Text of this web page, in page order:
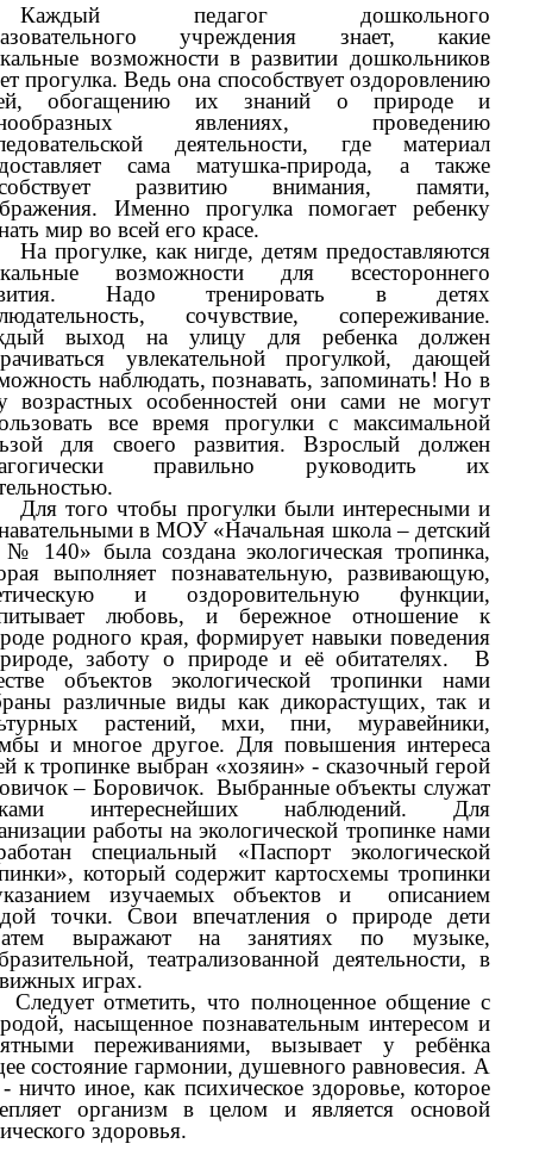
Каждый педагог дошкольного
учреждения знает, какие
возможности в развитии дошкольников
прогулка. Ведь она способствует оздоровлению
обогащению их знаний о природе и
явлениях, проведению
деятельности, где материал
сама матушка-природа, а также
развитию внимания, памяти,
Именно прогулка помогает ребенку
мир во всей его красе.
На прогулке, как нигде, детям предоставляются
возможности для всестороннего
Надо тренировать в детях
сочувствие, сопереживание.
выход на улицу для ребенка должен
увлекательной прогулкой, дающей
наблюдать, познавать, запоминать! Но в
возрастных особенностей они сами не могут
все время прогулки с максимальной
для своего развития. Взрослый должен
правильно руководить их
Для того чтобы прогулки были интересными и
в МОУ «Начальная школа – детский
№ 140» была создана экологическая тропинка,
выполняет познавательную, развивающую,
и оздоровительную функции,
любовь, и бережное отношение к
родного края, формирует навыки поведения
заботу о природе и её обитателях. В
объектов экологической тропинки нами
различные виды как дикорастущих, так и
растений, мхи, пни, муравейники,
и многое другое. Для повышения интереса
к тропинке выбран «хозяин» - сказочный герой
– Боровичок. Выбранные объекты служат
интереснейших наблюдений. Для
работы на экологической тропинке нами
специальный «Паспорт экологической
который содержит картосхемы тропинки
изучаемых объектов и описанием
точки. Свои впечатления о природе дети
выражают на занятиях по музыке,
театрализованной деятельности, в
играх.
отметить, что полноценное общение с
насыщенное познавательным интересом и
переживаниями, вызывает у ребёнка
состояние гармонии, душевного равновесия. А
ничто иное, как психическое здоровье, которое
организм в целом и является основой
здоровья.